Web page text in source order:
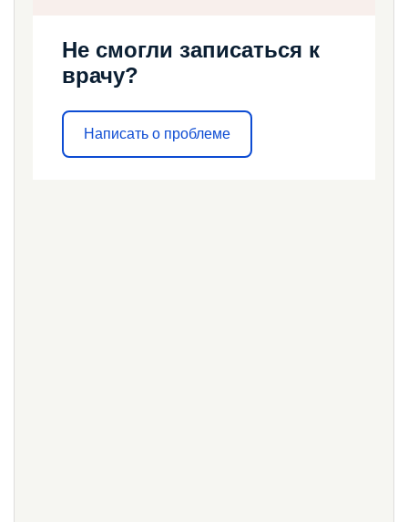
Не смогли записаться к
врачу?
Написать о проблеме